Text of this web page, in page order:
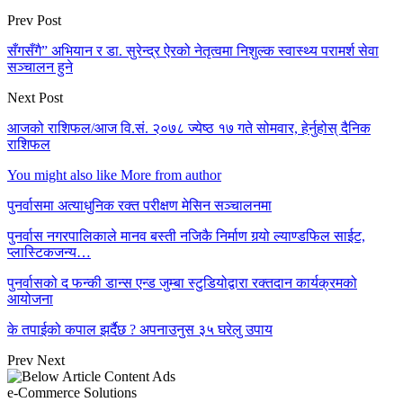
Prev Post
सँगसँगै” अभियान र डा. सुरेन्द्र ऐरको नेतृत्वमा निशुल्क स्वास्थ्य परामर्श सेवा
सञ्चालन हुने
Next Post
आजको राशिफल/आज वि.सं. २०७८ ज्येष्ठ १७ गते सोमवार, हेर्नुहोस् दैनिक
राशिफल
You might also like More from author
पुनर्वासमा अत्याधुनिक रक्त परीक्षण मेसिन सञ्चालनमा
पुनर्वास नगरपालिकाले मानव बस्ती नजिकै निर्माण गर्‍यो ल्याण्डफिल साईट,
प्लास्टिकजन्य…
पुनर्वासको द फन्की डान्स एन्ड जुम्बा स्टुडियोद्वारा रक्तदान कार्यक्रमको
आयोजना
के तपाईको कपाल झर्दैछ ? अपनाउनुस ३५ घरेलु उपाय
Prev Next
e-Commerce Solutions